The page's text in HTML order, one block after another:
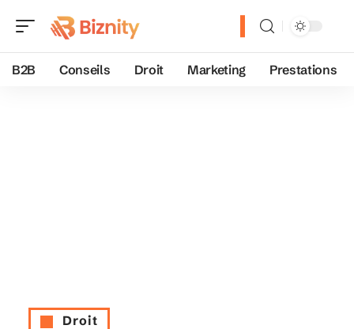
B2B Conseils Droit Marketing Prestations
Droit